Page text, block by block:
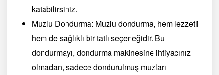
katabilirsiniz.
Muzlu Dondurma: Muzlu dondurma, hem lezzetli
hem de sağlıklı bir tatlı seçeneğidir. Bu
dondurmayı, dondurma makinesine ihtiyacınız
olmadan, sadece dondurulmuş muzları